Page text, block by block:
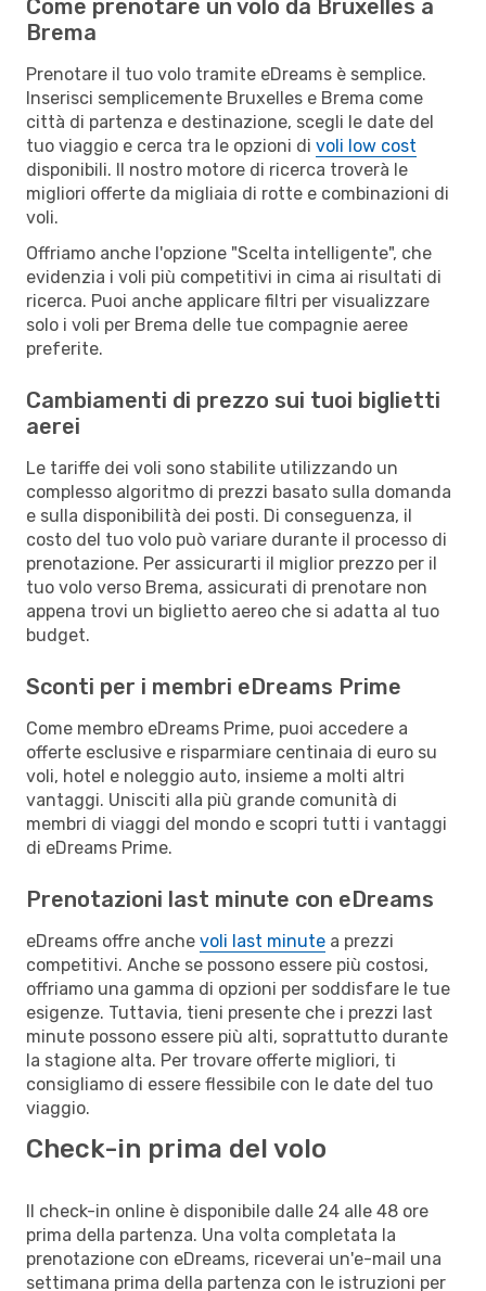
Come prenotare un volo da Bruxelles a
Brema
Prenotare il tuo volo tramite eDreams è semplice.
Inserisci semplicemente Bruxelles e Brema come
città di partenza e destinazione, scegli le date del
tuo viaggio e cerca tra le opzioni di voli low cost
disponibili. Il nostro motore di ricerca troverà le
migliori offerte da migliaia di rotte e combinazioni di
voli.
Offriamo anche l'opzione "Scelta intelligente", che
evidenzia i voli più competitivi in cima ai risultati di
ricerca. Puoi anche applicare filtri per visualizzare
solo i voli per Brema delle tue compagnie aeree
preferite.
Cambiamenti di prezzo sui tuoi biglietti
aerei
Le tariffe dei voli sono stabilite utilizzando un
complesso algoritmo di prezzi basato sulla domanda
e sulla disponibilità dei posti. Di conseguenza, il
costo del tuo volo può variare durante il processo di
prenotazione. Per assicurarti il miglior prezzo per il
tuo volo verso Brema, assicurati di prenotare non
appena trovi un biglietto aereo che si adatta al tuo
budget.
Sconti per i membri eDreams Prime
Come membro eDreams Prime, puoi accedere a
offerte esclusive e risparmiare centinaia di euro su
voli, hotel e noleggio auto, insieme a molti altri
vantaggi. Unisciti alla più grande comunità di
membri di viaggi del mondo e scopri tutti i vantaggi
di eDreams Prime.
Prenotazioni last minute con eDreams
eDreams offre anche voli last minute a prezzi
competitivi. Anche se possono essere più costosi,
offriamo una gamma di opzioni per soddisfare le tue
esigenze. Tuttavia, tieni presente che i prezzi last
minute possono essere più alti, soprattutto durante
la stagione alta. Per trovare offerte migliori, ti
consigliamo di essere flessibile con le date del tuo
viaggio.
Check-in prima del volo
Il check-in online è disponibile dalle 24 alle 48 ore
prima della partenza. Una volta completata la
prenotazione con eDreams, riceverai un'e-mail una
settimana prima della partenza con le istruzioni per